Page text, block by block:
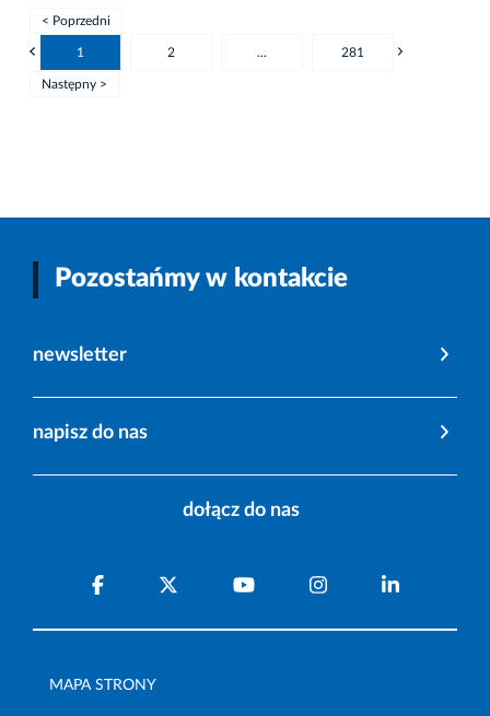
< Poprzedni
1 2 ... 281
Następny >
Pozostańmy w kontakcie
newsletter
napisz do nas
dołącz do nas
MAPA STRONY